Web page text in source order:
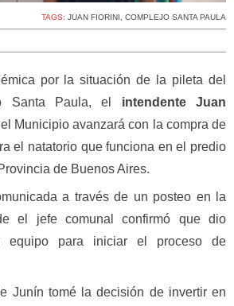
TAGS: JUAN FIORINI , COMPLEJO SANTA PAULA
por la situación de la pileta del
Santa Paula, el intendente Juan
Municipio avanzará con la compra de
el natatorio que funciona en el predio
de Buenos Aires.
a través de un posteo en la
el jefe comunal confirmó que dio
equipo para iniciar el proceso de
Junín tomé la decisión de invertir en